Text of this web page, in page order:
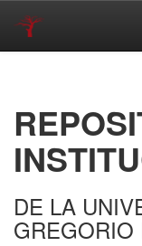
DE LA
GREGORIO